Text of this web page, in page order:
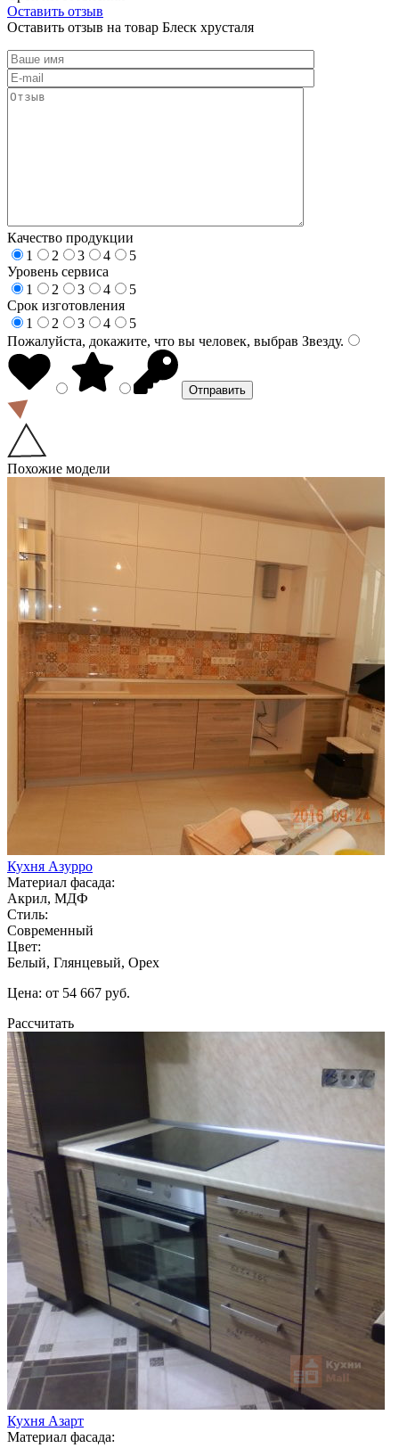
Оставить отзыв
Оставить отзыв на товар Блеск хрусталя
Качество продукции
1
2 3 4
5
Уровень сервиса
1
2 3 4
5
Срок изготовления
1
2 3 4
5
Пожалуйста, докажите, что вы человек, выбрав Звезду.
Похожие модели
Кухня Азурро
Материал фасада:
Акрил, МДФ
Стиль:
Современный
Цвет:
Белый, Глянцевый, Орех
Цена: от 54 667 руб.
Рассчитать
Кухня Азарт
Материал фасада: